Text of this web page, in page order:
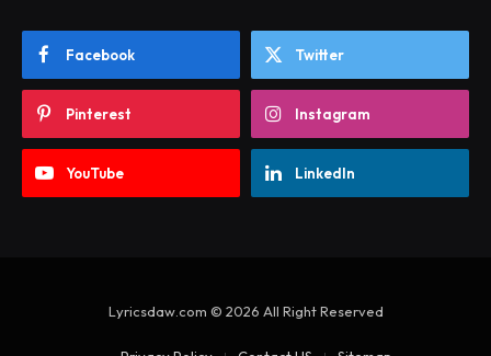
Facebook Twitter
Pinterest Instagram
YouTube LinkedIn
Lyricsdaw.com © 2026 All Right Reserved